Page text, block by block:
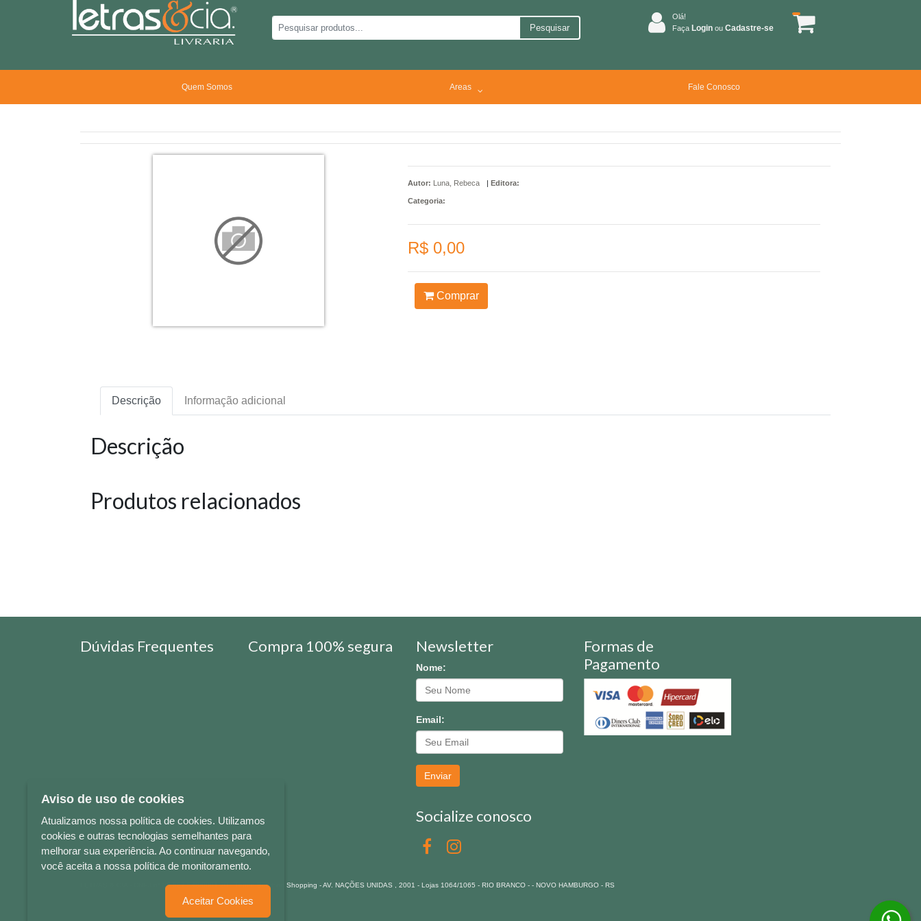
Pesquisar
Olá!
Faça Login ou Cadastre-se
Quem Somos Areas Fale Conosco
Autor: Luna, Rebeca | Editora:
Categoria:
R$ 0,00
Comprar
Descrição Informação adicional
Descrição
Produtos relacionados
Dúvidas Frequentes Compra 100% segura Newsletter
Nome:
Email:
Enviar
Socialize conosco
Formas de
Pagamento
LETRAS & CIA - CNPJ n° 88.587.548/0001-20 - Térreo Bourbon Shopping - AV. NAÇÕES UNIDAS , 2001 - Lojas 1064/1065 - RIO BRANCO - - NOVO HAMBURGO - RS
Aviso de uso de cookies
Atualizamos nossa política de cookies. Utilizamos
cookies e outras tecnologias semelhantes para
melhorar sua experiência. Ao continuar navegando,
você aceita a nossa política de monitoramento.
Aceitar Cookies